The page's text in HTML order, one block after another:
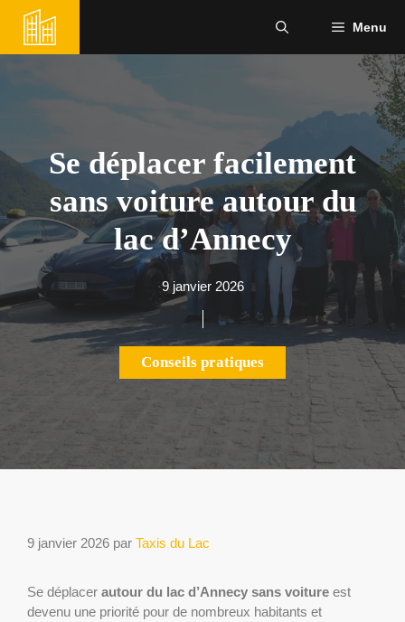
contenu
Menu
Se déplacer facilement
sans voiture autour du
lac d’Annecy
9 janvier 2026
Conseils pratiques
9 janvier 2026 par Taxis du Lac
Se déplacer autour du lac d’Annecy sans voiture est
devenu une priorité pour de nombreux habitants et